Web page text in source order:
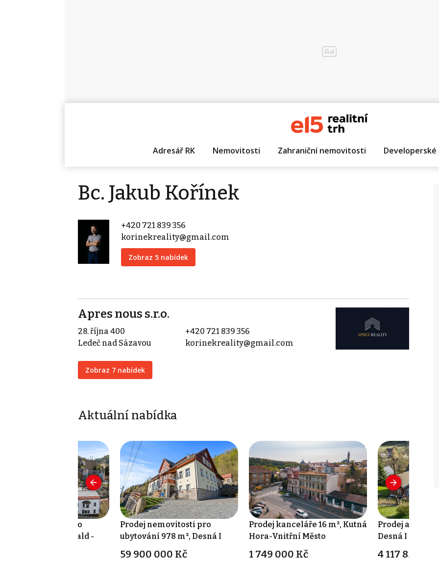
Adresář RK Nemovitosti Zahraniční nemovitosti
Bc. Jakub Kořínek
+420 721 839 356
korinekreality@gmail.com
Zobraz 5 nabídek
Apres nous s.r.o.
28. října 400
Ledeč nad Sázavou
Zobraz 7 nabídek
+420 721 839 356
korinekreality@gmail.com
Aktuální nabídka
nemovitosti pro
22 m², Tanvald -
Prodej nemovitosti pro
ubytování 978 m², Desná I
59 900 000 Kč
Prodej kanceláře 16 m², Kutná
Hora-Vnitřní Město
1 749 000 Kč
Prodej
Desná I
4 117 853 Kč